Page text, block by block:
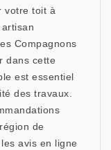
votre toit à
Compagnons
dans cette
est essentiel
des travaux.
de
avis en ligne